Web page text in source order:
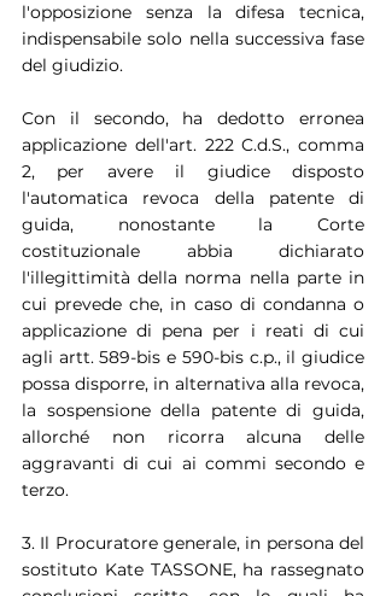
l'opposizione senza la difesa tecnica,
indispensabile solo nella successiva fase
del giudizio.
Con il secondo, ha dedotto erronea
applicazione dell'art. 222 C.d.S., comma
2, per avere il giudice disposto
l'automatica revoca della patente di
guida, nonostante la Corte
costituzionale abbia dichiarato
l'illegittimità della norma nella parte in
cui prevede che, in caso di condanna o
applicazione di pena per i reati di cui
agli artt. 589-bis e 590-bis c.p., il giudice
possa disporre, in alternativa alla revoca,
la sospensione della patente di guida,
allorché non ricorra alcuna delle
aggravanti di cui ai commi secondo e
terzo.
3. Il Procuratore generale, in persona del
sostituto Kate TASSONE, ha rassegnato